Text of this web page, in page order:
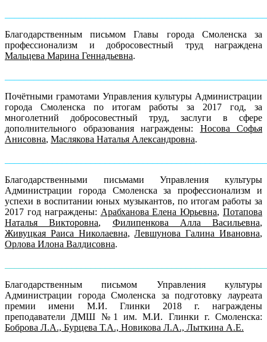
Благодарственным письмом Главы города Смоленска за
профессионализм и добросовестный труд награждена
Мальцева Марина Геннадьевна.
Почётными грамотами Управления культуры Администрации
города Смоленска по итогам работы за 2017 год, за
многолетний добросовестный труд, заслуги в сфере
дополнительного образования награждены: Носова Софья
Анисовна, Маслякова Наталья Александровна.
Благодарственными письмами Управления культуры
Администрации города Смоленска за профессионализм и
успехи в воспитании юных музыкантов, по итогам работы за
2017 год награждены: Арабханова Елена Юрьевна,Потапова
Наталья Викторовна, Филипенкова Алла Васильевна,
Живуцкая Раиса Николаевна,Левшунова Галина Ивановна,
Орлова Илона Валдисовна.
Благодарственным письмом Управления культуры
Администрации города Смоленска за подготовку лауреата
премии имени М.И. Глинки 2018 г. награждены
преподаватели ДМШ №1 им. М.И. Глинки г. Смоленска:
Боброва Л.А., Бурцева Т.А., Новикова Л.А., Лыткина А.Е.